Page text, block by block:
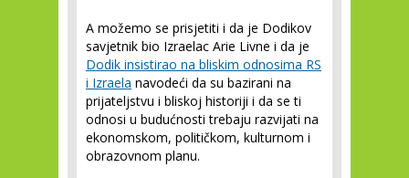
A možemo se prisjetiti i da je Dodikov
savjetnik bio Izraelac Arie Livne i da je
Dodik insistirao na bliskim odnosima RS
i Izraela navodeći da su bazirani na
prijateljstvu i bliskoj historiji i da se ti
odnosi u budućnosti trebaju razvijati na
ekonomskom, političkom, kulturnom i
obrazovnom planu.